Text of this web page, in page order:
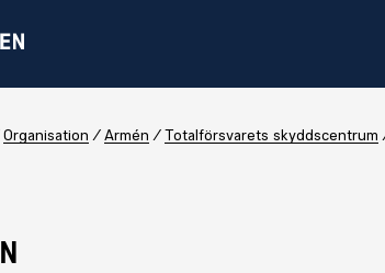
Organisation Armén Totalförsvarets skyddscentrum